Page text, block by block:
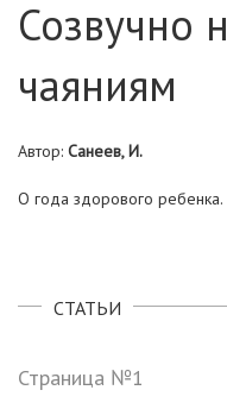
Созвучно
чаяниям
Автор: Санеев, И.
О года здорового ребенка.
СТАТЬИ
Страница №1